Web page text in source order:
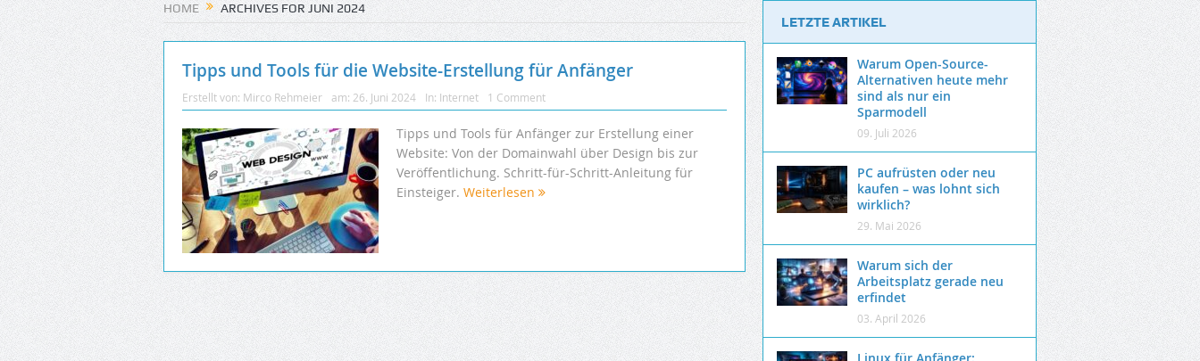
HOME ARCHIVES FOR JUNI 2024
Tipps und Tools für die Website-Erstellung für Anfänger
Erstellt von: Mirco Rehmeier am: 26. Juni 2024 In: Internet 1 Comment
Tipps und Tools für Anfänger zur Erstellung einer
Website: Von der Domainwahl über Design bis zur
Veröffentlichung. Schritt-für-Schritt-Anleitung für
Einsteiger. Weiterlesen
LETZTE ARTIKEL
Warum Open-Source-
Alternativen heute mehr
sind als nur ein
Sparmodell
09. Juli 2026
PC aufrüsten oder neu
kaufen – was lohnt sich
wirklich?
29. Mai 2026
Warum sich der
Arbeitsplatz gerade neu
erfindet
03. April 2026